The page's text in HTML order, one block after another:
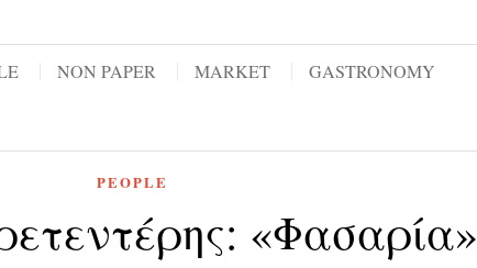
NON PAPER MARKET GASTRONOMY
PEOPLE
«Φασαρία»